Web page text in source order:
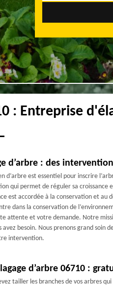
: Entreprise
d’arbre : des
d’arbre est essentiel pour inscrire
qui permet de réguler sa croissance
est accordée à la conservation et au
dans la conservation de
attente et votre demande. Notre
avez besoin. Nous prenons grand soin
intervention.
d’arbre 06710 :
tailler les branches de vos arbres